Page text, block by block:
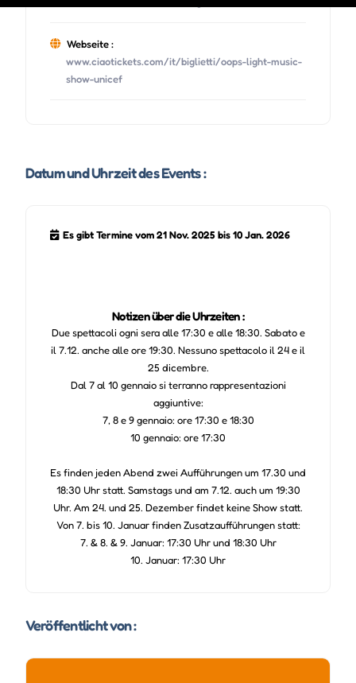
Webseite :
www.ciaotickets.com/it/biglietti/oops-light-music-
show-unicef
Datum und Uhrzeit des Events :
Es gibt Termine vom 21 Nov. 2025 bis 10 Jan. 2026
Notizen über die Uhrzeiten :
Due spettacoli ogni sera alle 17:30 e alle 18:30. Sabato e
il 7.12. anche alle ore 19:30. Nessuno spettacolo il 24 e il
25 dicembre.
Dal 7 al 10 gennaio si terranno rappresentazioni
aggiuntive:
7, 8 e 9 gennaio: ore 17:30 e 18:30
10 gennaio: ore 17:30
Es finden jeden Abend zwei Aufführungen um 17.30 und
18:30 Uhr statt. Samstags und am 7.12. auch um 19:30
Uhr. Am 24. und 25. Dezember findet keine Show statt.
Von 7. bis 10. Januar finden Zusatzaufführungen statt:
7. & 8. & 9. Januar: 17:30 Uhr und 18:30 Uhr
10. Januar: 17:30 Uhr
Veröffentlicht von :